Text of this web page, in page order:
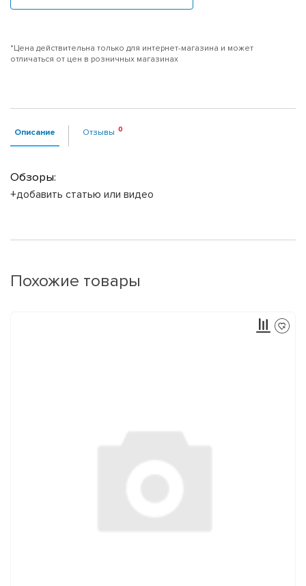
*Цена действительна только для интернет-магазина и может
отличаться от цен в розничных магазинах
Описание Отзывы
Обзоры:
+добавить статью или видео
Похожие товары